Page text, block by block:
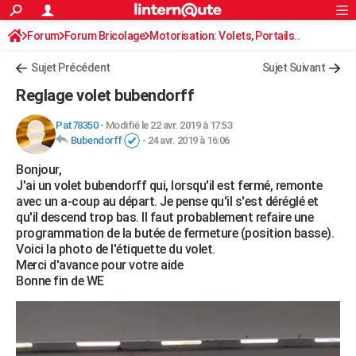
ACTUALITÉS
Politique
Société
Faits Divers
Education
Monde
Villes
+
FINANCE
Retraite
Impôts
Epargne
Immobilier
Risques naturels par ville
Banque
Assurance
Crédit
AUTO
Essais
Réserver un essai
Citadines
Berlines
SUV
Forum auto
+HIGH-TECH
Mobiles
Meilleur smartphone
Internet
Ordinateurs
Jeux vidéo
Guide high-tech
+BRICOLAGE
Forum
Aménagement intérieur
Extérieur
Cuisine
Salle de bains
Jardinage
Rangement
WEEK-END
Guides de France
Escapades
Patrimoine
Expositions
Musées
Week-end nature
+LIFESTYLE
Alimentation
Guide de la santé
Maladies
Médicaments
Sommeil
VOYAGE
Rechercher
S'inscrire
Connexion
Forum Forum Bricolage Motorisation: Volets, Portails..
Sujet Précédent Sujet Suivant
Reglage volet bubendorff
Pat78350- Modifié le 22 avr. 2019 à 17:53
Bubendorff
- 24 avr. 2019 à 16:06
Bonjour,
J'ai un volet bubendorff qui, lorsqu'il est fermé, remonte
avec un a-coup au départ. Je pense qu'il s'est déréglé et
qu'il descend trop bas. Il faut probablement refaire une
programmation de la butée de fermeture (position basse).
Voici la photo de l'étiquette du volet.
Merci d'avance pour votre aide
Bonne fin de WE